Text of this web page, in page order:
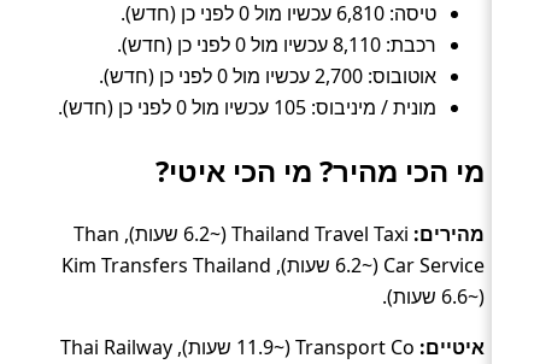
טיסה: 6,810 עכשיו מול 0 לפני כן (חדש).
רכבת: 8,110 עכשיו מול 0 לפני כן (חדש).
אוטובוס: 2,700 עכשיו מול 0 לפני כן (חדש).
מונית / מיניבוס: 105 עכשיו מול 0 לפני כן (חדש).
מי הכי מהיר? מי הכי איטי?
מהירים:
Thailand Travel Taxi (~6.2 שעות), Than
Car Service (~6.2 שעות), Kim Transfers Thailand
(~6.6 שעות).
איטיים:
Transport Co (~11.9 שעות), Thai Railway